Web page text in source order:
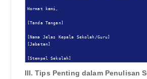
Hormat kami,
[Tanda Tangan]
[Nama Jelas Kepala Sekolah/Guru]
[Jabatan]
[Stempel Sekolah]
III. Tips Penting dalam Penulisan